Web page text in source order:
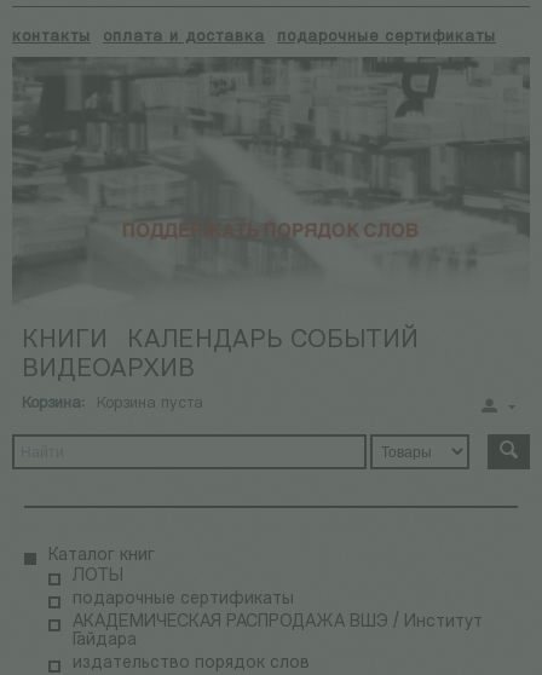
контакты оплата и доставка подарочные сертификаты
КНИГИ
КАЛЕНДАРЬ СОБЫТИЙ
ВИДЕОАРХИВ
Корзина: Корзина пуста
Каталог книг
ЛОТЫ
подарочные сертификаты
АКАДЕМИЧЕСКАЯ РАСПРОДАЖА ВШЭ / Институт
Гайдара
издательство порядок слов